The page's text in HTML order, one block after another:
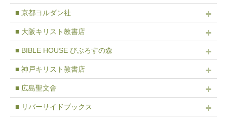
■ 京都ヨルダン社
■ 大阪キリスト教書店
■ BIBLE HOUSE びぶろすの森
■ 神戸キリスト教書店
■ 広島聖文舎
■ リバーサイドブックス